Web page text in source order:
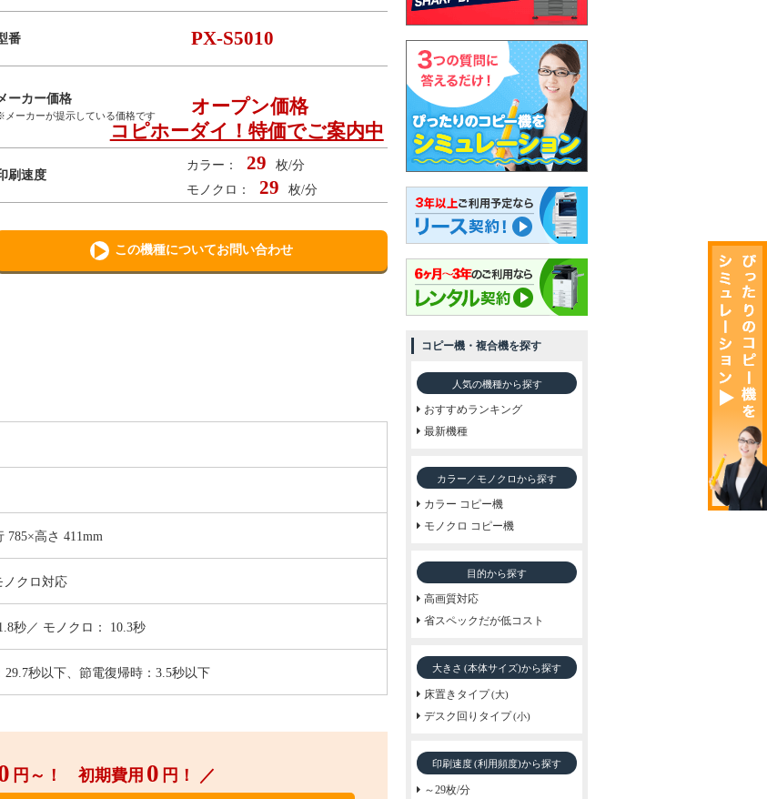
番 PX-S5010
ーカー価格
メーカーが提示している価格です
オープン価格
コピホーダイ！特価でご案内中
刷速度
カラー： 29
枚/分
モノクロ：
29 枚/分
この機種についてお問い合わせ
785×高さ 411mm
ノクロ対応
秒／ モノクロ： 10.3秒
29.7秒以下、節電復帰時：3.5秒以下
円～！ 初期費用 0 円！ ／
コピー機・複合機を探す
人気の機種から探す
おすすめランキング
最新機種
カラー／モノクロから探す
カラー コピー機
モノクロ コピー機
目的から探す
高画質対応
省スペックだが低コスト
大きさ (本体サイズ)から探す
床置きタイプ (大)
デスク回りタイプ (小)
印刷速度(利用頻度)から探す
～29枚/分